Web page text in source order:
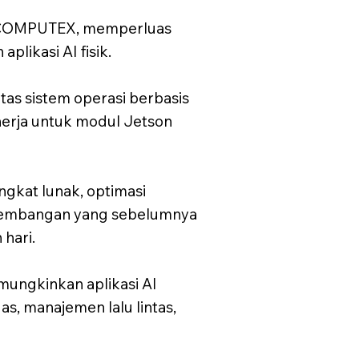
memperluas
AI fisik.
sistem operasi berbasis
untuk modul Jetson
lunak, optimasi
yang sebelumnya
aplikasi AI
manajemen lalu lintas,